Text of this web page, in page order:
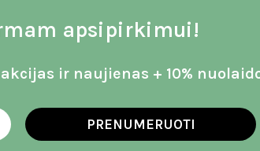
apsipirkimui!
ir naujienas + 10%
PRENUMERUOTI